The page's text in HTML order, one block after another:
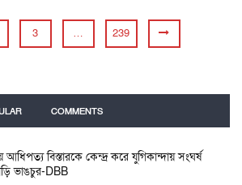
3 … 239
COMMENTS
আধিপত্য বিস্তারকে কেন্দ্র করে যুগিকান্দায় সংঘর্ষ
ভাঙচুর-DBB